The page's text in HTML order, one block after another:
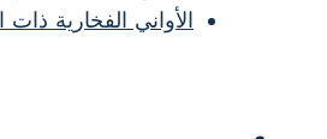
الأواني الفخارية